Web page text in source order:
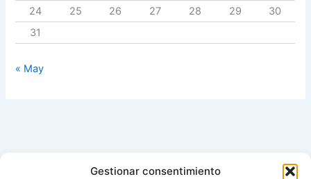
Gestionar consentimiento
24
25 26 27 28 29
30
31
« May